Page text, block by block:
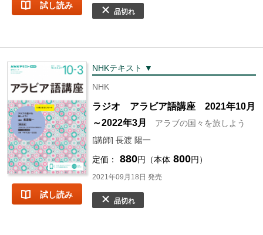
試し読み
品切れ
試し読み
NHKテキスト ▼
NHK
ラジオ アラビア語講座 2021年10月
～2022年3月
アラブの国々を旅しよう
[講師] 長渡 陽一
定価： 880円（本体 800円）
2021年09月18日 発売
品切れ